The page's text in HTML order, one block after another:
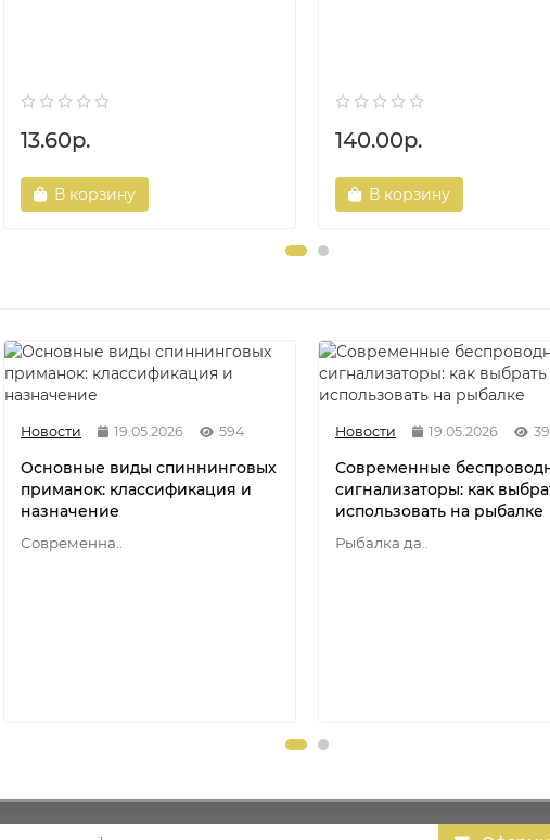
13.60р.
В корзину
140.00р.
В корзину
Новости 19.05.2026 594
Основные виды спиннинговых
приманок: классификация и
назначение
Современна..
Новости 19.05.2026
Современные
сигнализаторы: как
использовать на рыбалке
Рыбалка да..